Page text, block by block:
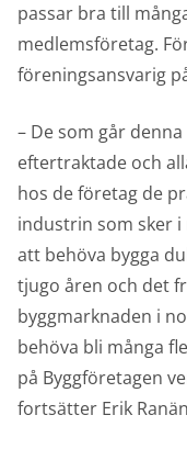
passar bra till
medlemsföretag.
föreningsansvarig
– De som går
eftertraktade och
hos de företag de
industrin som sker
att behöva bygga
tjugo åren och det
byggmarknaden i
behöva bli många
på Byggföretagen
fortsätter Erik